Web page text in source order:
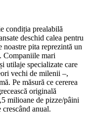
condiția prealabilă
deschid calea pentru
pita reprezintă un
Companiile mari
utilaje specializate care
vechi de milenii –,
Pe măsură ce cererea
originală
milioane de pizze/pâini
anual.